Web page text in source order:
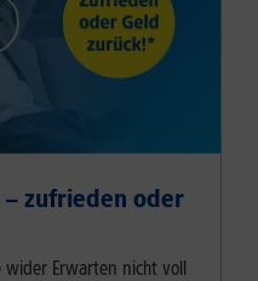
– zufrieden oder
wider Erwarten nicht voll